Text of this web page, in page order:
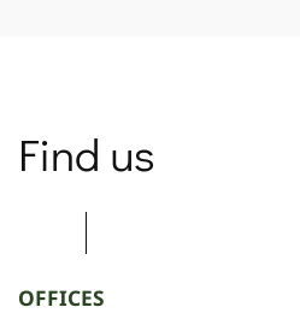
Find us
OFFICES